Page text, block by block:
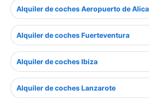
Alquiler de coches Aeropuerto de
Alquiler de coches Fuerteventura
Alquiler de coches Ibiza
Alquiler de coches Lanzarote